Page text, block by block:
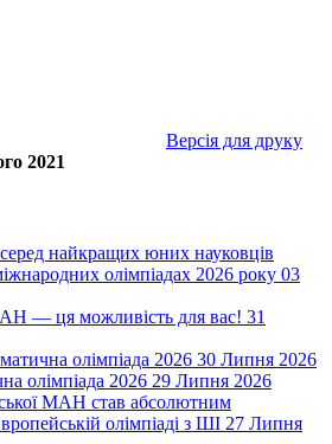
Версія для друку
2021
серед найкращих юних науковців
олімпіадах 2026 року 03
— ця можливість для вас! 31
олімпіада 2026 30 Липня 2026
олімпіада 2026 29 Липня 2026
МАН став абсолютним
олімпіаді з ШІ 27 Липня